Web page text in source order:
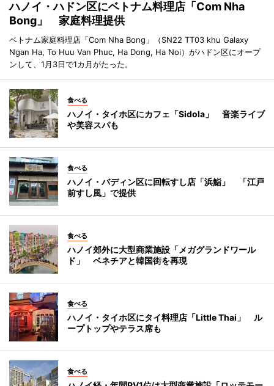
ハノイ・ハドン区にベトナム料理店「Com Nha
Bong」 家庭料理提供
ベトナム家庭料理店「Com Nha Bong」（SN22 TT03 khu Galaxy
Ngan Ha, To Huu Van Phuc, Ha Dong, Ha Noi）がハドン区にオープ
ンして、1月3日で1カ月がたった。
食べる
ハノイ・タイホ区にカフェ「Sidola」 音楽ライブ
や美容スパも
食べる
ハノイ・バディン区に回転すし店「浜鮨」 「江戸
前すし風」で提供
食べる
ハノイ郊外に大型商業施設「メガグランドワール
ド」 ベネチアと韓国街を再現
食べる
ハノイ・タイホ区にタイ料理店「Little Thai」 ル
ープトップやテラス席も
食べる